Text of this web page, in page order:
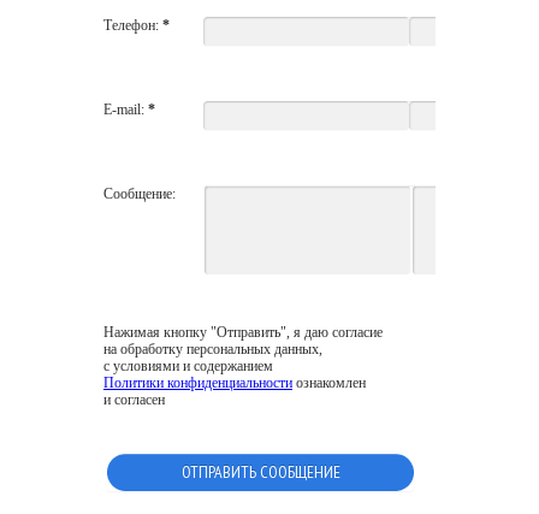
Телефон: *
E-mail: *
Сообщение:
Нажимая кнопку "Отправить", я даю согласие
на обработку персональных данных,
с условиями и содержанием
Политики конфиденциальности ознакомлен
и согласен